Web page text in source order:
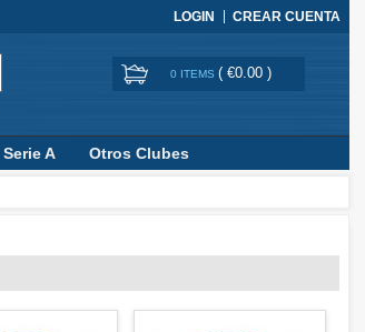
LOGIN CREAR CUENTA
0 ITEMS ( €0.00 )
Serie A Otros Clubes